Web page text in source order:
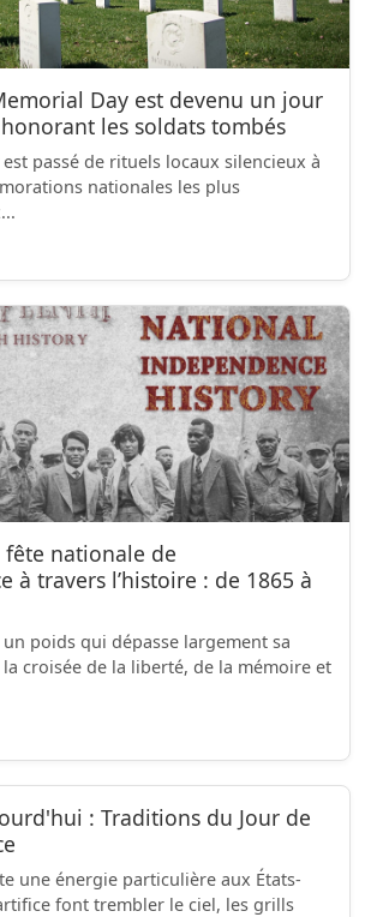
Day est devenu un jour
les soldats tombés
passé de rituels locaux silencieux à
nationales les plus
fête nationale de
à travers l’histoire : de 1865 à
poids qui dépasse largement sa
croisée de la liberté, de la mémoire et
: Traditions du Jour de
une énergie particulière aux États-
font trembler le ciel, les grills